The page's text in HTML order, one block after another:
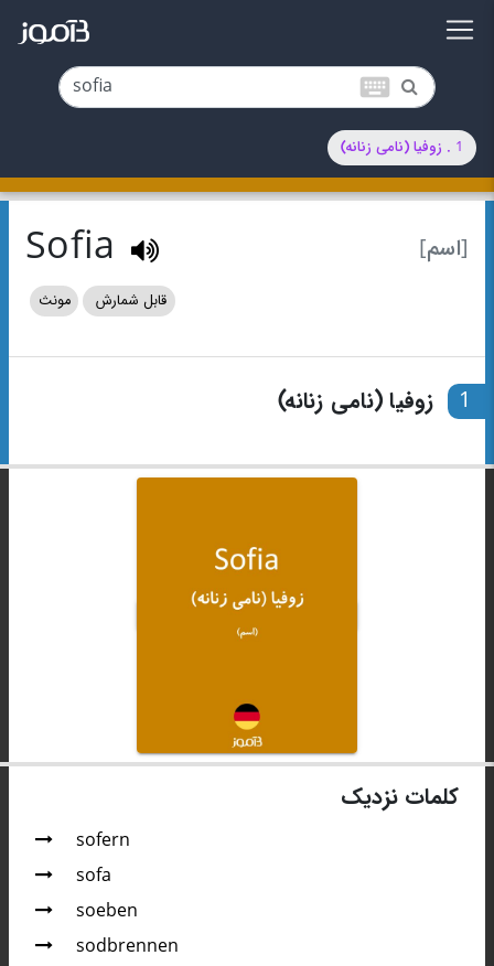
keyboard
1 . زوفیا (نامی زنانه)
[اسم] Sofia
قابل شمارش مونث
1 زوفیا (نامی زنانه)
کلمات نزدیک
sofern
sofa
soeben
sodbrennen